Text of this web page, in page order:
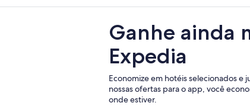
Ganhe ainda
Expedia
Economize em hotéis selecionados e
nossas ofertas para o app, você
onde estiver.